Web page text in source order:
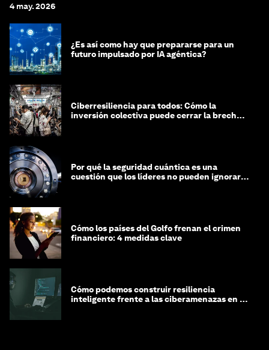
4 may. 2026
¿Es así como hay que prepararse para un
futuro impulsado por IA agéntica?
Ciberresiliencia para todos: Cómo la
inversión colectiva puede cerrar la brecha
Por qué la seguridad cuántica es una
cuestión que los líderes no pueden ignorar
Cómo los países del Golfo frenan el crimen
financiero: 4 medidas clave
Cómo podemos construir resiliencia
inteligente frente a las ciberamenazas en la